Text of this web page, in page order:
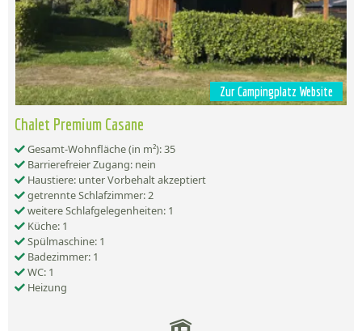
Zur Campingplatz Website
Chalet Premium Casane
Gesamt-Wohnfläche (in m²): 35
Barrierefreier Zugang: nein
Haustiere: unter Vorbehalt akzeptiert
getrennte Schlafzimmer: 2
weitere Schlafgelegenheiten: 1
Küche: 1
Spülmaschine: 1
Badezimmer: 1
WC: 1
Heizung